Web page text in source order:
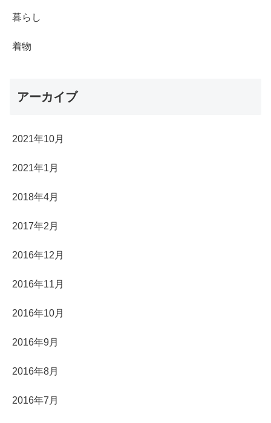
暮らし
着物
アーカイブ
2021年10月
2021年1月
2018年4月
2017年2月
2016年12月
2016年11月
2016年10月
2016年9月
2016年8月
2016年7月